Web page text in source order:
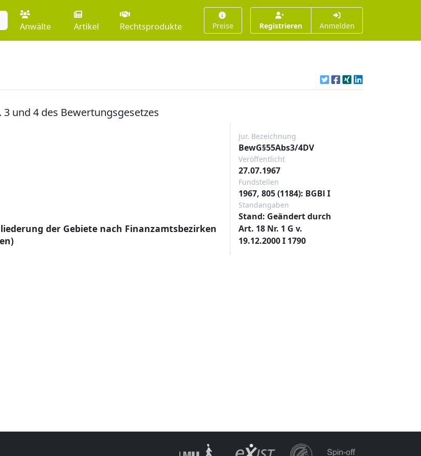
Anwälte Artikel Rechtsprodukte Preise Registrieren Anmelden
und 4 des Bewertungsgesetzes
der Gebiete nach Finanzamtsbezirken
Jur. Bezeichnung
BewG§55Abs3/4DV
Veröffentlicht
27.07.1967
Fundstellen
1967, 805 (1184): BGBl I
Standangaben
Stand: Geändert durch
Art. 18 Nr. 1 G v.
19.12.2000 I 1790